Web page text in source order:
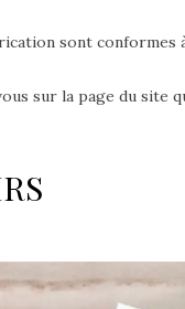
sont conformes
sur la page du site